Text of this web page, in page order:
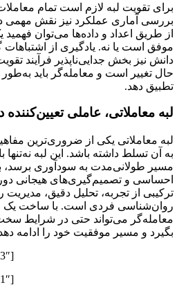
برای تقویت لبه لازم است تمام
بررسی آماری عملکرد نیز نقش مهمی در
از طریق اعداد و داده‌ها می‌توان
موفق است یا نه. یادگیری از
دانش نیز بخش جدایی‌ناپذیر فرآیند
حال تغییر است و معامله‌گر باید
تطبیق دهد.
لبه معاملاتی، عاملی تعیین‌کننده
لبه معاملاتی یکی از ضروری‌ترین
به آن تسلط داشته باشد. این لبه
مسیر طولانی‌مدت به سودآوری برسد،
احساسی و تصمیم‌گیری‌های هیجانی
ترکیبی از تجربه، تحلیل دقیق،
روان‌شناسی فردی است. با ساخت یک
معامله‌گر می‌تواند حتی در شرایط
بگیرد و مسیر موفقیت خود را ادامه